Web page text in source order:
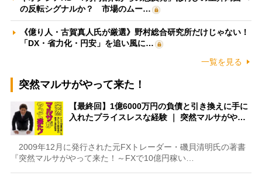
の反転シグナルか？ 市場のムー…
《億り人・古賀真人氏が厳選》野村総合研究所だけじゃない！
「DX・省力化・円安」を追い風に…
一覧を見る
突然マルサがやって来た！
【最終回】1億6000万円の負債と引き換えに手に
入れたプライスレスな経験 ｜ 突然マルサがや…
2009年12月に発行された元FXトレーダー・磯貝清明氏の著書
『突然マルサがやって来た！～FXで10億円稼い…